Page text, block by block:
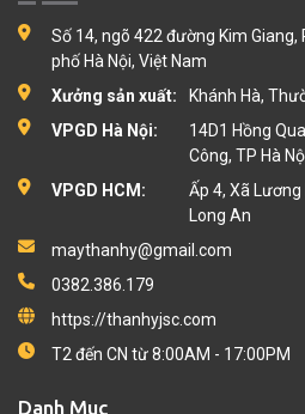
Số 14, ngõ 422 đường Kim
phố Hà Nội, Việt Nam
Xưởng sản xuất:
Khánh Hà,
VPGD Hà Nội:
14D1 Hồng
Công, TP Hà
VPGD HCM:
Ấp 4, Xã
Long An
maythanhy@gmail.com
0382.386.179
https://thanhyjsc.com
T2 đến CN từ 8:00AM - 17:00PM
Danh Mục